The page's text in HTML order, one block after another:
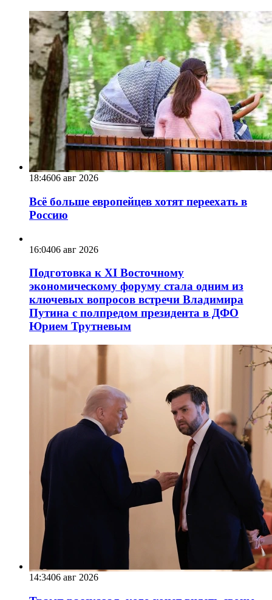
18:4606 авг 2026
Всё больше европейцев хотят переехать в
Россию
16:0406 авг 2026
Подготовка к XI Восточному
экономическому форуму стала одним из
ключевых вопросов встречи Владимира
Путина с полпредом президента в ДФО
Юрием Трутневым
14:3406 авг 2026